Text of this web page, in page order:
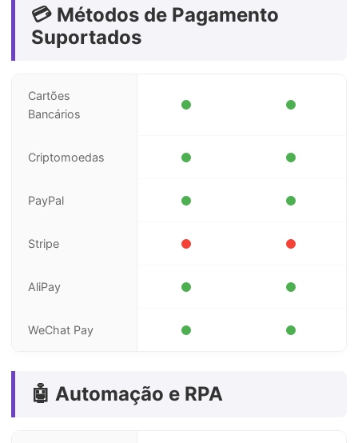
💳 Métodos de Pagamento
Suportados
Cartões
Bancários
Criptomoedas
PayPal
Stripe
AliPay
WeChat Pay
🤖 Automação e RPA